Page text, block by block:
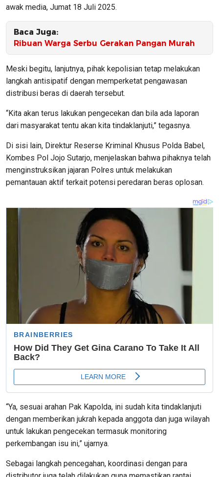
awak media, Jumat 18 Juli 2025.
Baca Juga:
Ribuan Warga Serbu Gerakan Pangan Murah
Meski begitu, lanjutnya, pihak kepolisian tetap melakukan
langkah antisipatif dengan memperketat pengawasan
distribusi beras di daerah tersebut.
“Kita akan terus lakukan pengecekan dan bila ada laporan
dari masyarakat tentu akan kita tindaklanjuti,” tegasnya.
Di sisi lain, Direktur Reserse Kriminal Khusus Polda Babel,
Kombes Pol Jojo Sutarjo, menjelaskan bahwa pihaknya telah
menginstruksikan jajaran Polres untuk melakukan
pemantauan aktif terkait potensi peredaran beras oplosan.
“Ya, sesuai arahan Pak Kapolda, ini sudah kita tindaklanjuti
dengan memberikan jukrah kepada anggota dan juga wilayah
untuk lakukan pengecekan termasuk monitoring
perkembangan isu ini,” ujarnya.
Sebagai langkah pencegahan, koordinasi dengan para